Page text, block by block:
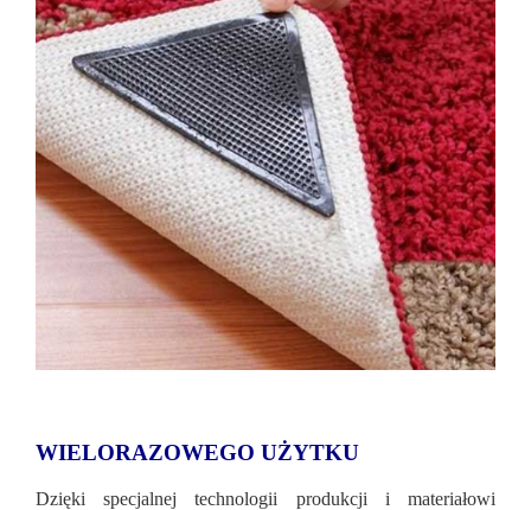
WIELORAZOWEGO UŻYTKU
Dzięki specjalnej technologii produkcji i materiałowi